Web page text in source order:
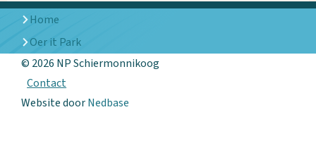
Home
Oer it Park
© 2026 NP Schiermonnikoog
Contact
Website doorNedbase